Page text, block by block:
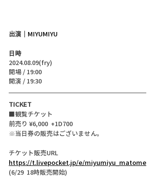
出演｜ MIYUMIYU
日時
2024.08.09(fry)
開場 / 19:00
開演 / 19:30
TICKET
■観覧チケット
前売り ¥6,000  +1D700
※当日券の販売はございません。
チケット販売URL
https://t.livepocket.jp/e/miyumiyu_matome
(6/29  18時販売開始)